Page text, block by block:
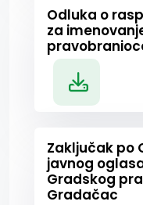
Odluka o
za
Zaključak po
javnog
Gradskog
Gradačac